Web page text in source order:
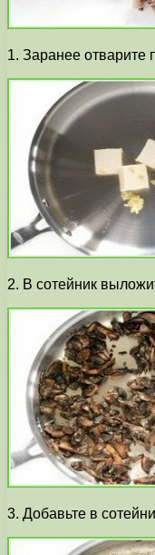
1. Заранее отварите
2. В сотейник
3. Добавьте в